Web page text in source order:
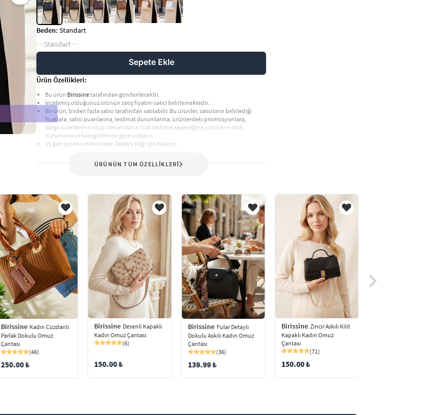
Beden: Standart
Standart
Sepete Ekle
Ürün Özellikleri:
Bu ürün Birissinetarafından gönderilecektir.
İncelemiş olduğunuz ürünün satış fiyatını satıcı belirlemektedir.
Bir ürün, birden fazla satıcı tarafından satılabilir. Bu ürünler, satıcıların belirlediği
fiyatlara, satıcı puanlarına, teslimat durumlarına, ürünlerdeki promosyonlara,
kargo ücretlerinin olup olmamasına, hızlı teslimat seçeneğine, ürünlerin stok
durumuna ve kategorilerine göre sıralanır.
15 gün içinde ücretsiz iade. Detaylı bilgi için tıklayın.
ÜRÜNÜN TÜM ÖZELLİKLERİ
Birissine Kadın Cüzdanlı
Parlak Dokulu Omuz
Çantası
(46)
250.00 ₺
Birissine Desenli Kapaklı
Kadın Omuz Çantası
(6)
150.00 ₺
Birissine Fular Detaylı
Dokulu Askılı Kadın Omuz
Çantası
(36)
139.99 ₺
Birissine Zincir Askılı Kilit
Kapaklı Kadın Omuz
Çantası
(71)
150.00 ₺